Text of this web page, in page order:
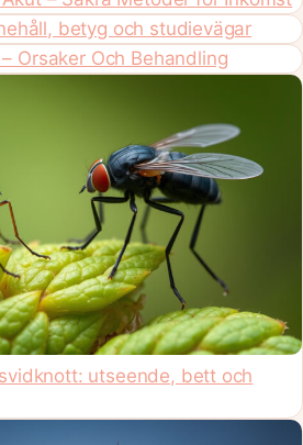
betyg och studievägar
Orsaker Och Behandling
utseende, bett och